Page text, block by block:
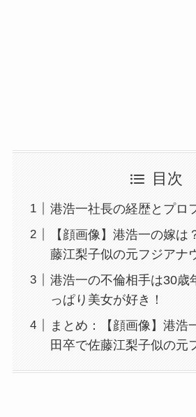
目次
港浩一社長の経歴とプロ
【顔画像】港浩一の嫁は
藤江梨子似の元フジアナ
港浩一の不倫相手は30歳
っぱり美女が好き！
まとめ：【顔画像】港浩
田卒で佐藤江梨子似の元